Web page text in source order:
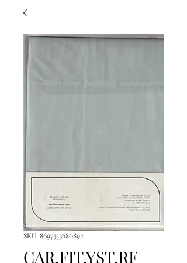
SKU: 8697353680892
CAR.FIT.YST.RF